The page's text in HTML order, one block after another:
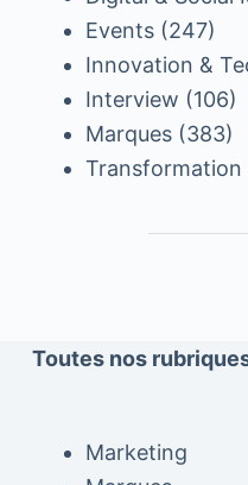
Events(247)
Innovation &
Interview (106)
Marques(383)
Transformation
Toutes nos
Marketing